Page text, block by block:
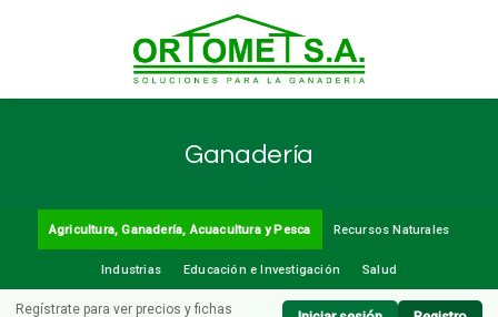
Ganadería
Agricultura, Ganadería, Acuacultura y Pesca Recursos Naturales
Industrias Educación e Investigación Salud
Regístrate para ver precios y fichas